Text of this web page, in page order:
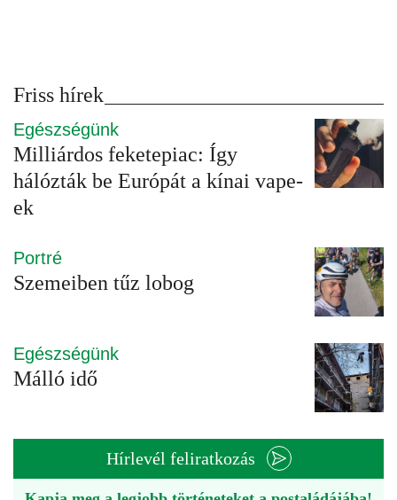
Friss hírek
Egészségünk
Milliárdos feketepiac: Így
hálózták be Európát a kínai vape-
ek
Portré
Szemeiben tűz lobog
Egészségünk
Málló idő
Hírlevél feliratkozás